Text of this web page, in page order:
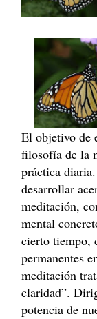
El objetivo de
filosofía de la
práctica
desarrollar
meditación,
mental
cierto tiempo,
permanentes
meditación
claridad”.
potencia de